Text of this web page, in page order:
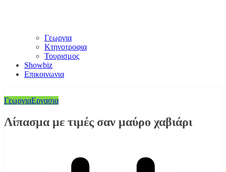
Γεωργια
Κτηνοτροφια
Τουρισμος
Showbiz
Επικοινωνια
ΓεωργιαΕργασια
Λίπασμα με τιμές σαν μαύρο χαβιάρι